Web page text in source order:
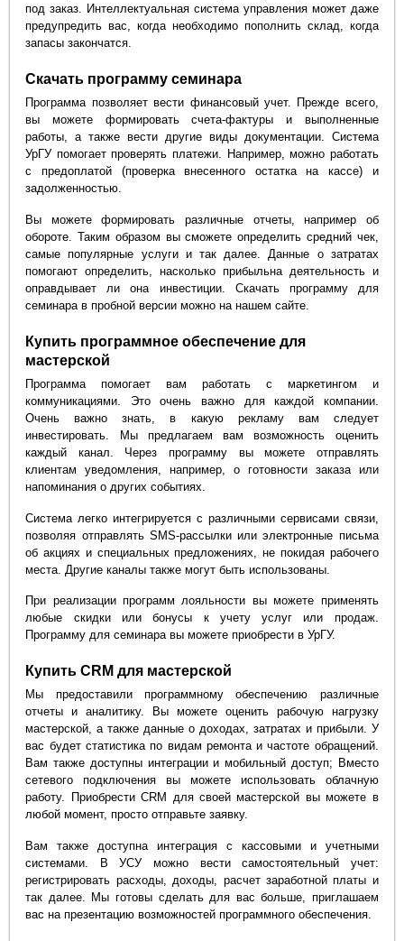
под заказ. Интеллектуальная система управления может даже
предупредить вас, когда необходимо пополнить склад, когда
запасы закончатся.
Скачать программу семинара
Программа позволяет вести финансовый учет. Прежде всего,
вы можете формировать счета-фактуры и выполненные
работы, а также вести другие виды документации. Система
УрГУ помогает проверять платежи. Например, можно работать
с предоплатой (проверка внесенного остатка на кассе) и
задолженностью.
Вы можете формировать различные отчеты, например об
обороте. Таким образом вы сможете определить средний чек,
самые популярные услуги и так далее. Данные о затратах
помогают определить, насколько прибыльна деятельность и
оправдывает ли она инвестиции. Скачать программу для
семинара в пробной версии можно на нашем сайте.
Купить программное обеспечение для
мастерской
Программа помогает вам работать с маркетингом и
коммуникациями. Это очень важно для каждой компании.
Очень важно знать, в какую рекламу вам следует
инвестировать. Мы предлагаем вам возможность оценить
каждый канал. Через программу вы можете отправлять
клиентам уведомления, например, о готовности заказа или
напоминания о других событиях.
Система легко интегрируется с различными сервисами связи,
позволяя отправлять SMS-рассылки или электронные письма
об акциях и специальных предложениях, не покидая рабочего
места. Другие каналы также могут быть использованы.
При реализации программ лояльности вы можете применять
любые скидки или бонусы к учету услуг или продаж.
Программу для семинара вы можете приобрести в УрГУ.
Купить CRM для мастерской
Мы предоставили программному обеспечению различные
отчеты и аналитику. Вы можете оценить рабочую нагрузку
мастерской, а также данные о доходах, затратах и прибыли. У
вас будет статистика по видам ремонта и частоте обращений.
Вам также доступны интеграции и мобильный доступ; Вместо
сетевого подключения вы можете использовать облачную
работу. Приобрести CRM для своей мастерской вы можете в
любой момент, просто отправьте заявку.
Вам также доступна интеграция с кассовыми и учетными
системами. В УСУ можно вести самостоятельный учет:
регистрировать расходы, доходы, расчет заработной платы и
так далее. Мы готовы сделать для вас больше, приглашаем
вас на презентацию возможностей программного обеспечения.